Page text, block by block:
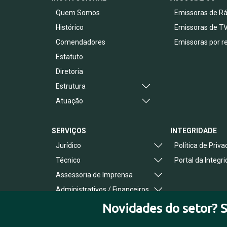
Novidades do setor?
Quem Somos
Histórico
Comendadores
Estatuto
Diretoria
Estrutura
Atuação
Emissoras de
Emissoras de
Emissoras por
SERVIÇOS
Jurídico
Técnico
Assessoria de Imprensa
Administrativos / Financeiros
Benefícios ao Associado
INTEGRIDADE
Política de
Portal da